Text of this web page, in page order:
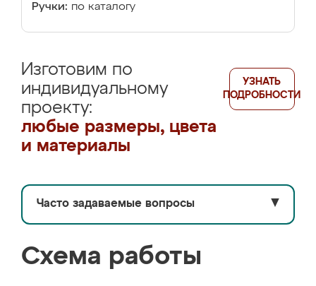
Ручки: по каталогу
Изготовим по
индивидуальному
проекту:
любые размеры, цвета
и материалы
УЗНАТЬ
ПОДРОБНОСТИ
Часто задаваемые вопросы ▼
Схема работы